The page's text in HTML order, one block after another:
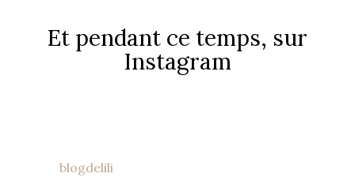
Et pendant ce temps, sur
Instagram
blogdelili